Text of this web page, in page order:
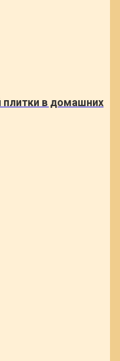
плитки в домашних